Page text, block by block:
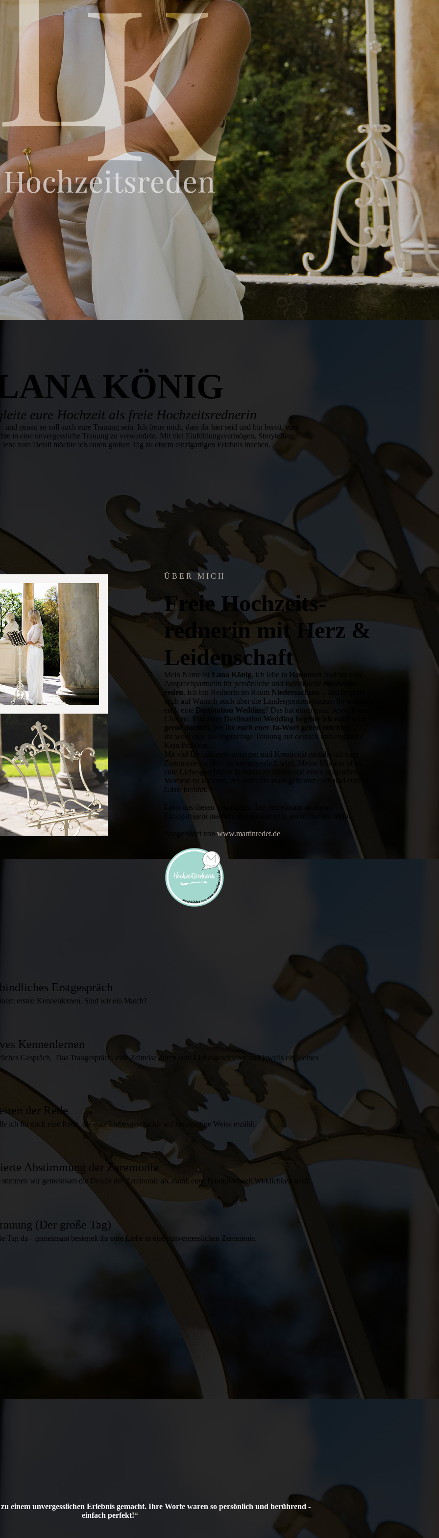
LANA KÖNIG
eure Hochzeit als freie Hochzeits­rednerin
und genau so soll auch eure Trauung sein. Ich freue mich, dass ihr hier seid und bin bereit, eure
in eine unvergessliche Trauung zu verwandeln. Mit viel Einfühlungsvermögen, Storytelling,
zum Detail möchte ich euren großen Tag zu einem einzigartigen Erlebnis machen.
Ü B E R M I C H
Freie Hochzeits­
rednerin mit Herz &
Leiden­­schaft
Mein Name ist Lana König, ich lebe in Hannover
Ansprech­partnerin für persönliche und individuelle
reden. Ich bin Rednerin im Raum Niedersachsen
euch auf Wunsch auch über die Landesgrenzen hinaus. Ihr wünscht
euch eine Destination Wedding? Das hat einen ganz besonderen
Charme. Für eure Destination Wedding begleite ich euch sehr
gerne dorthin, wo ihr euch euer Ja-Wort geben möchtet.
Ihr wollt eine zweitsprachige Trauung auf deutsch und englisch?
Kein Problem.
Mit viel Einfühlungs­vermögen und Kreativität gestalte ich eure
Zeremonie so, dass sie unvergesslich wird. Meine Mission ist es,
eure Liebes­geschichte in Worte zu fassen und einen magischen
Moment zu kreieren, der unter die Haut geht und euch und eure
Gäste berührt.
Lasst uns diesen besonderen Tag gemeinsam zu etwas
Einzigartigem machen, das für immer in euren Herzen bleibt.
Ausgebildet vonwww.martinredet.de
Erstgespräch
ersten Kennenlernen. Sind wir ein Match?
Kennenlernen
Gespräch. Das Traugespräch, eine Zeitreise durch eure Liebesgeschichte und jeweils ein kleines
der Rede
ich für euch eine Rede, die eure Liebesgeschichte auf einzigartige Weise erzählt.
Abstimmung der Zeremonie
stimmen wir gemeinsam die Details der Zeremonie ab, damit eure Traumhochzeit Wirklichkeit wird.
(Der große Tag)
Tag da - gemeinsam besiegelt ihr eure Liebe in einer unvergesslichen Zeremonie.
einem unvergesslichen Erlebnis gemacht. Ihre Worte waren so persönlich und berührend -
einfach perfekt!“